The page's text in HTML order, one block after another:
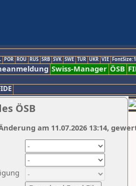
POR ROU RUS SRB SVK SWE TUR UKR VIE
Swiss-Manager ÖSB
ÖSB
am 11.07.2026 13:14,